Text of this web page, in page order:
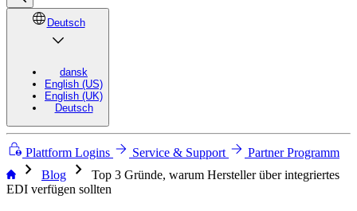
Deutsch
dansk
English (US)
English (UK)
Deutsch
Plattform Logins Service & Support Partner Programm
chevron_right Blog chevron_right
Top 3 Gründe, warum Hersteller über integriertes
EDI verfügen sollten